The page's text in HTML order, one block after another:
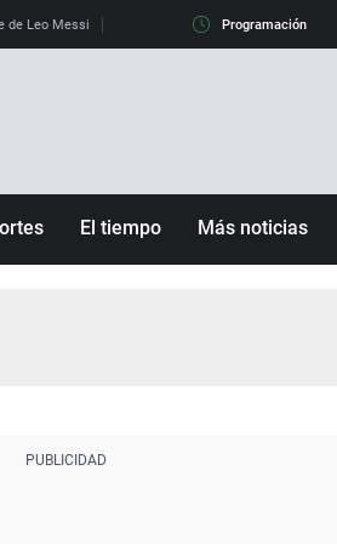
de Leo Messi La diferencia entre observar el
Programación
El tiempo Más noticias